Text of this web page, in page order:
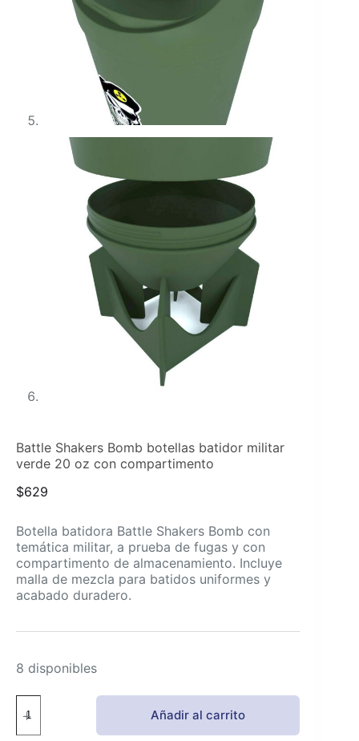
Battle Shakers Bomb botellas batidor militar
verde 20 oz con compartimento
$629
Botella batidora Battle Shakers Bomb con
temática militar, a prueba de fugas y con
compartimento de almacenamiento. Incluye
malla de mezcla para batidos uniformes y
acabado duradero.
8 disponibles
Shakers
Bomb
Añadir al carrito